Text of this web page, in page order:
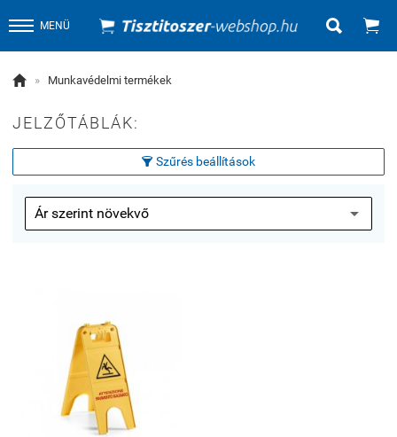
MENÜ  
 » Munkavédelmi termékek
JELZŐTÁBLÁK:
 Szűrés beállítások